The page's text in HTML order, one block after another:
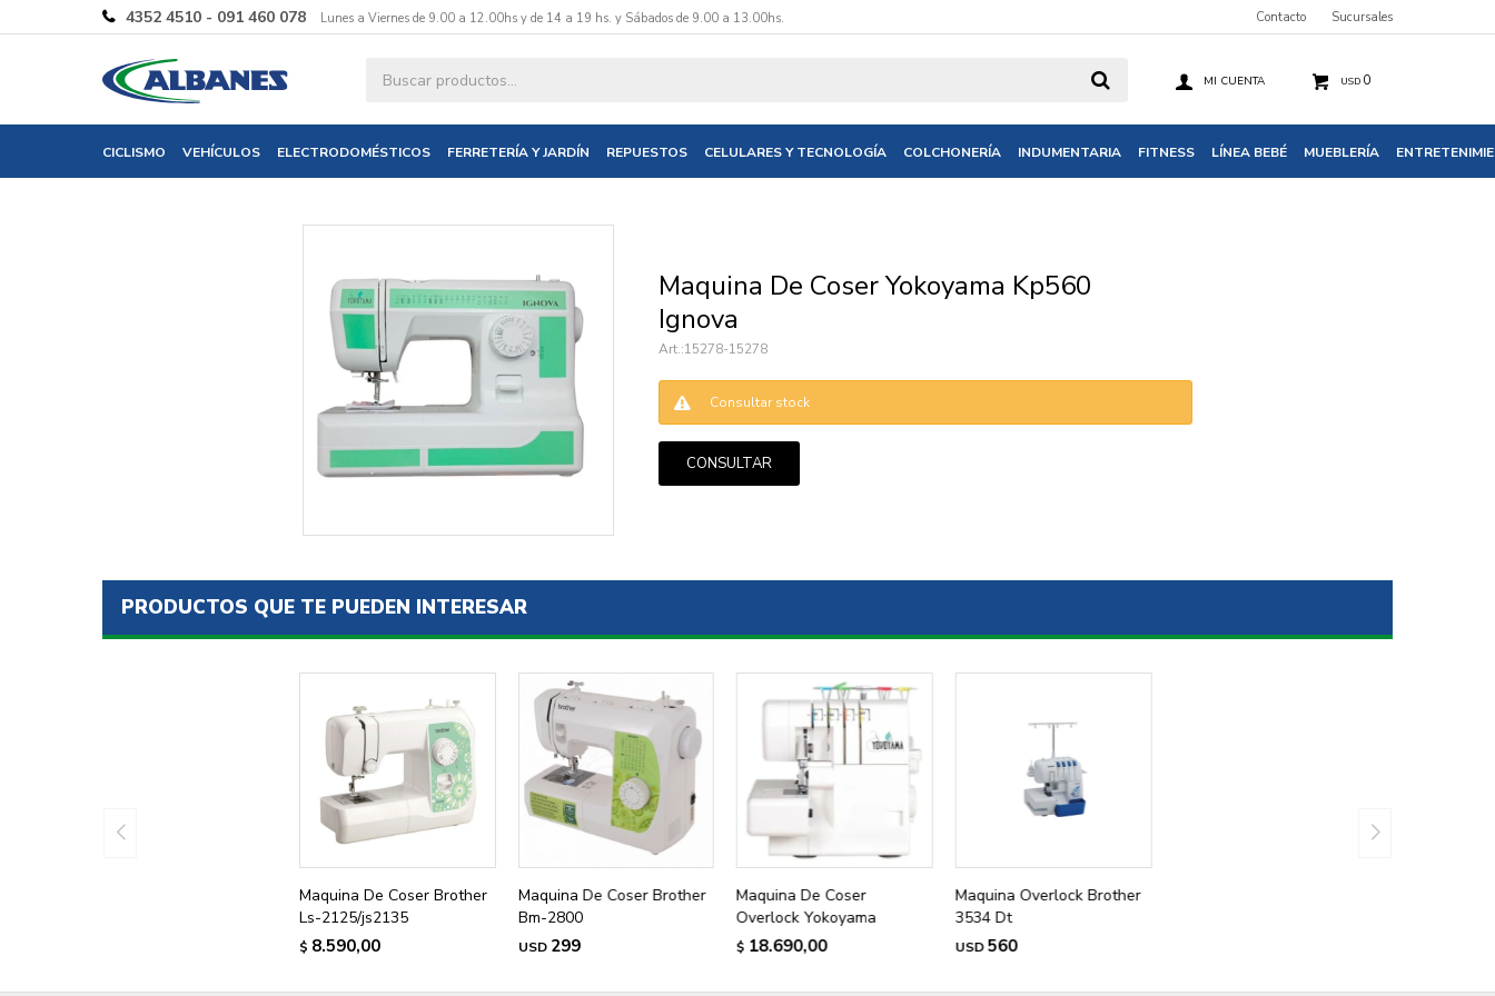
CICLISMO VEHÍCULOS ELECTRODOMÉSTICOS FERRETERÍA Y JARDÍN REPUESTOS CELULARES Y TECNOLOGÍA COLCHONERÍA INDUMENTARIA FITNESS LÍNEA BEBÉ MUEBLERÍA
USD 0
4352 4510 - 091 460 078 Lunes a Viernes de 9.00 a 12.00hs y de 14 a 19 hs. y Sábados de 9.00 a 13.00hs. Contacto Sucursales
Maquina De Coser Yokoyama Kp560
Ignova
15278-15278
Consultar stock
CONSULTAR
PRODUCTOS QUE TE PUEDEN INTERESAR
Maquina De Coser Brother
Ls-2125/js2135
$ 8.590,00
Maquina De Coser Brother
Bm-2800
USD 299
Maquina De Coser
Overlock Yokoyama
$ 18.690,00
Maquina Overlock Brother
3534 Dt
USD 560
Ingresa tus datos y te informaremos cuando tengamos stock disponible.
Teléfono
Mensaje